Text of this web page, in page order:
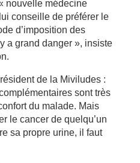
nouvelle médecine
conseille de préférer le
d’imposition des
a grand danger », insiste
de la Miviludes :
sont très
du malade. Mais
le cancer de quelqu’un
sa propre urine, il faut